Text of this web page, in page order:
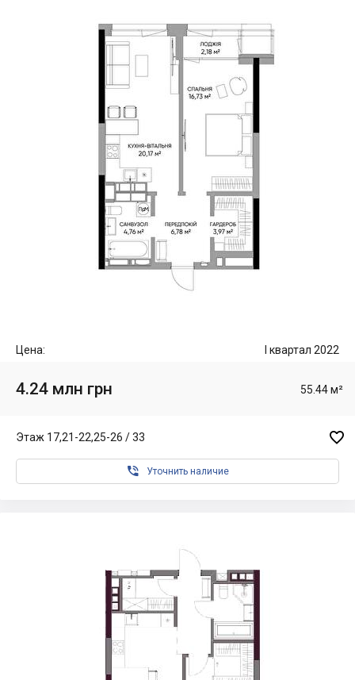
Цена: I квартал 2022
4.24 млн грн 55.44 м²
Этаж 17,21-22,25-26 / 33 
 Уточнить наличие